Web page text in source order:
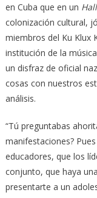
en Cuba que en un
colonización cultural,
miembros del Ku Klux
institución de la
un disfraz de oficial
cosas con nuestros
análisis.
“Tú preguntabas
manifestaciones?
educadores, que los
conjunto, que haya
presentarte a un